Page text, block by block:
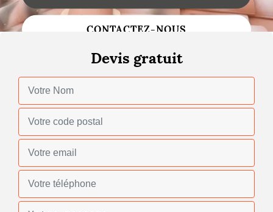
Changement de toiture
Gouttières
Réparation de toiture
CONTACTEZ-NOUS
Devis gratuit